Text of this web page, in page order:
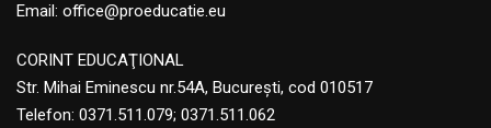
Email: office@proeducatie.eu
CORINT EDUCAŢIONAL
Str. Mihai Eminescu nr.54A, Bucureşti, cod 010517
Telefon: 0371.511.079; 0371.511.062